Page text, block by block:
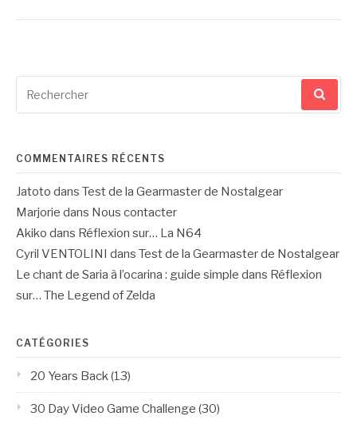
pour
COMMENTAIRES RÉCENTS
Jatoto dans Test de la Gearmaster de Nostalgear
Marjorie dans Nous contacter
Akiko dans Réflexion sur… La N64
Cyril VENTOLINI dans Test de la Gearmaster de Nostalgear
Le chant de Saria à l’ocarina : guide simple dans Réflexion
sur… The Legend of Zelda
CATÉGORIES
20 Years Back(13)
30 Day Video Game Challenge (30)